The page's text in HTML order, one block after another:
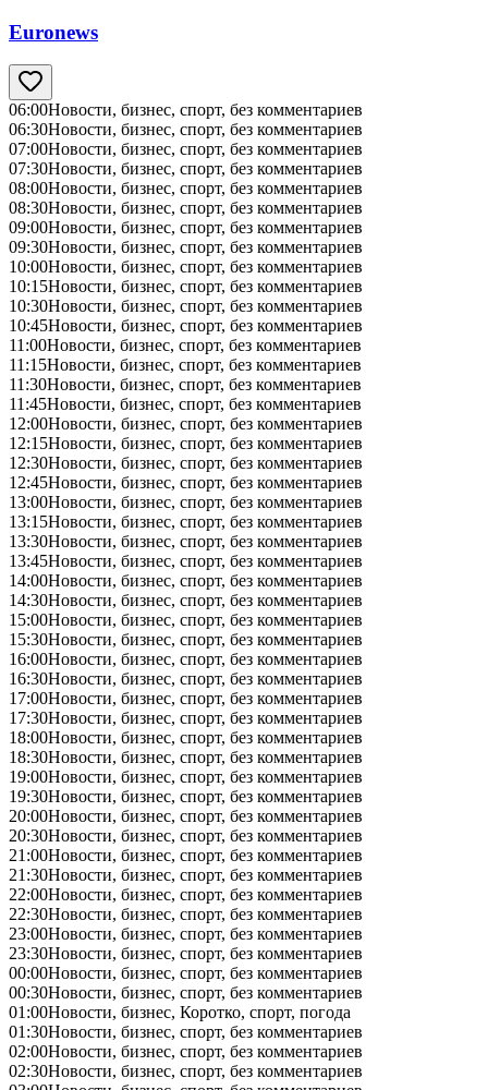
Euronews
06:00Новости, бизнес, спорт, без комментариев
06:30Новости, бизнес, спорт, без комментариев
07:00Новости, бизнес, спорт, без комментариев
07:30Новости, бизнес, спорт, без комментариев
08:00Новости, бизнес, спорт, без комментариев
08:30Новости, бизнес, спорт, без комментариев
09:00Новости, бизнес, спорт, без комментариев
09:30Новости, бизнес, спорт, без комментариев
10:00Новости, бизнес, спорт, без комментариев
10:15Новости, бизнес, спорт, без комментариев
10:30Новости, бизнес, спорт, без комментариев
10:45Новости, бизнес, спорт, без комментариев
11:00Новости, бизнес, спорт, без комментариев
11:15Новости, бизнес, спорт, без комментариев
11:30Новости, бизнес, спорт, без комментариев
11:45Новости, бизнес, спорт, без комментариев
12:00Новости, бизнес, спорт, без комментариев
12:15Новости, бизнес, спорт, без комментариев
12:30Новости, бизнес, спорт, без комментариев
12:45Новости, бизнес, спорт, без комментариев
13:00Новости, бизнес, спорт, без комментариев
13:15Новости, бизнес, спорт, без комментариев
13:30Новости, бизнес, спорт, без комментариев
13:45Новости, бизнес, спорт, без комментариев
14:00Новости, бизнес, спорт, без комментариев
14:30Новости, бизнес, спорт, без комментариев
15:00Новости, бизнес, спорт, без комментариев
15:30Новости, бизнес, спорт, без комментариев
16:00Новости, бизнес, спорт, без комментариев
16:30Новости, бизнес, спорт, без комментариев
17:00Новости, бизнес, спорт, без комментариев
17:30Новости, бизнес, спорт, без комментариев
18:00Новости, бизнес, спорт, без комментариев
18:30Новости, бизнес, спорт, без комментариев
19:00Новости, бизнес, спорт, без комментариев
19:30Новости, бизнес, спорт, без комментариев
20:00Новости, бизнес, спорт, без комментариев
20:30Новости, бизнес, спорт, без комментариев
21:00Новости, бизнес, спорт, без комментариев
21:30Новости, бизнес, спорт, без комментариев
22:00Новости, бизнес, спорт, без комментариев
22:30Новости, бизнес, спорт, без комментариев
23:00Новости, бизнес, спорт, без комментариев
23:30Новости, бизнес, спорт, без комментариев
00:00Новости, бизнес, спорт, без комментариев
00:30Новости, бизнес, спорт, без комментариев
01:00Новости, бизнес, Коротко, спорт, погода
01:30Новости, бизнес, спорт, без комментариев
02:00Новости, бизнес, спорт, без комментариев
02:30Новости, бизнес, спорт, без комментариев